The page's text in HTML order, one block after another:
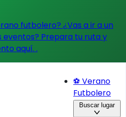
futbolero? ¿Vas a ir a un
eventos? Prepara tu ruta y
aquí. .
⚽ Verano
Futbolero
Buscar lugar